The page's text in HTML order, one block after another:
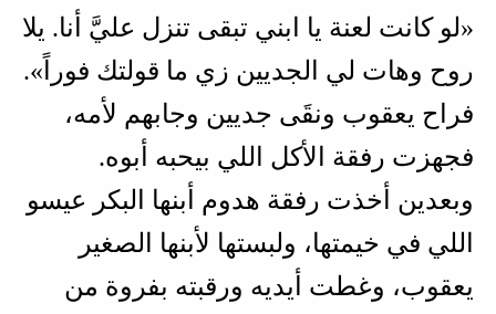
«لو كانت لعنة يا ابني تبقى تنزل عليَّ أنا. يلا
روح وهات لي الجديين زي ما قولتك فوراً».
فراح يعقوب ونقَى جديين وجابهم لأمه،
فجهزت رفقة الأكل اللي بيحبه أبوه.
وبعدين أخذت رفقة هدوم أبنها البكر عيسو
اللي في خيمتها، ولبستها لأبنها الصغير
يعقوب، وغطت أيديه ورقبته بفروة من